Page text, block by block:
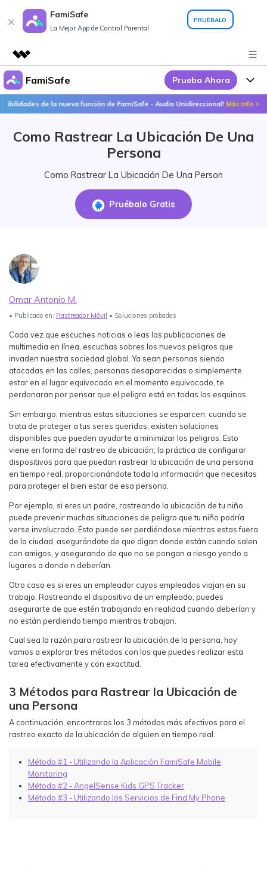
FamiSafe
La Mejor App de Control Parental
PRUÉBALO
Productos destacados
Creatividad digital con AIGC
Resumen
Quiénes somos
Sala de prensa
FamiSafe Prueba Ahora
Por Qué FamiSafe
FamiSafe - Tu Aliado en
Productos
FamiSafe Edu
Guías Prácticas
Ver Más >
Guía del Usuario
Ver Más >
search
de la nueva función de FamiSafe - Audio Unidireccional!Más Info >>
Como Rastrear La Ubicación De Una
Persona
Como Rastrear La Ubicación De Una Person
Pruébalo Gratis
Omar Antonio M.
• Publicado en: Rastreador Móvil • Soluciones probadas
Cada vez que escuches noticias o leas las publicaciones de
multimedia en línea, escuchas sobres los nuevos peligros que
invaden nuestra sociedad global. Ya sean personas siendo
atacadas en las calles, personas desaparecidas o simplemente
estar en el lugar equivocado en el momento equivocado, te
perdonaran por pensar que el peligro está en todas las esquinas.
Sin embargo, mientras estas situaciones se esparcen, cuando se
trata de proteger a tus seres queridos, existen soluciones
disponibles que pueden ayudarte a minimizar los peligros. Esto
viene en forma del rastreo de ubicación; la práctica de configurar
dispositivos para que puedan rastrear la ubicación de una persona
en tiempo real, proporcionándote toda la información que necesitas
para proteger el bien estar de esa persona.
Por ejemplo, si eres un padre, rastreando la ubicación de tu niño
puede prevenir muchas situaciones de peligro que tu niño podría
verse involucrado. Esto puede ser perdiéndose mientras estas fuera
de la ciudad, asegurándote de que digan donde están cuando salen
con amigos, y asegurando de que no se pongan a riesgo yendo a
lugares a donde n deberían.
Otro caso es si eres un empleador cuyos empleados viajan en su
trabajo. Rastreando el dispositivo de un empleado, puedes
asegurarte de que estén trabajando en realidad cuando deberían y
no están perdiendo tiempo mientras trabajan.
Cual sea la razón para rastrear la ubicación de la persona, hoy
vamos a explorar tres métodos con los que puedes realizar esta
tarea efectivamente y con exactitud.
3 Métodos para Rastrear la Ubicación de
una Persona
A continuación, encontraras los 3 métodos más efectivos para el
rastreo exacto de la ubicación de alguien en tiempo real.
Método #1 - Utilizando la Aplicación FamiSafe Mobile
Monitoring
Método #2 - AngelSense Kids GPS Tracker
Método #3 - Utilizando los Servicios de Find My Phone